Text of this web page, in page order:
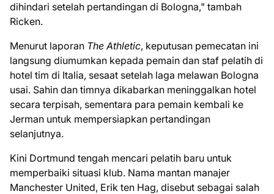
dihindari setelah pertandingan di Bologna," tambah
Ricken.
Menurut laporan The Athletic, keputusan pemecatan ini
langsung diumumkan kepada pemain dan staf pelatih di
hotel tim di Italia, sesaat setelah laga melawan Bologna
usai. Sahin dan timnya dikabarkan meninggalkan hotel
secara terpisah, sementara para pemain kembali ke
Jerman untuk mempersiapkan pertandingan
selanjutnya.
Kini Dortmund tengah mencari pelatih baru untuk
memperbaiki situasi klub. Nama mantan manajer
Manchester United, Erik ten Hag, disebut sebagai salah